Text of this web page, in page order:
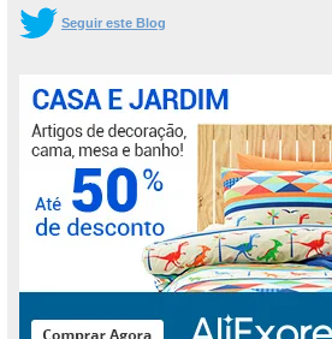
Seguir este Blog